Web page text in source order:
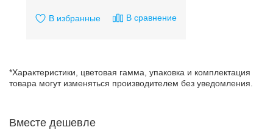
В избранные В сравнение
*Характеристики, цветовая гамма, упаковка и комплектация
товара могут изменяться производителем без уведомления.
Вместе дешевле